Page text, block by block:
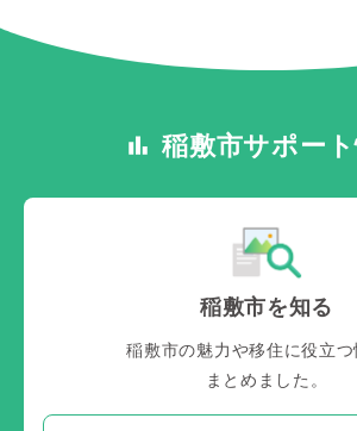
稲敷市サポー
稲敷市を知る
稲敷市の魅力や移住に役立つ
まとめました。